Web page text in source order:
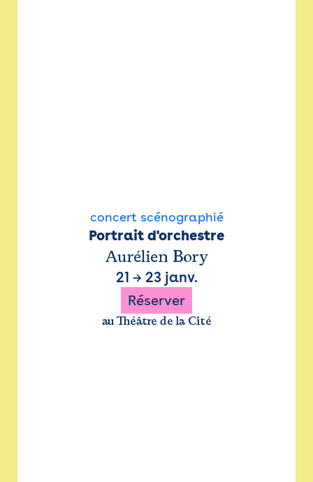
concert scénographié
Portrait d'orchestre
Aurélien Bory
21 → 23 janv.
Réserver
au Théâtre de la Cité